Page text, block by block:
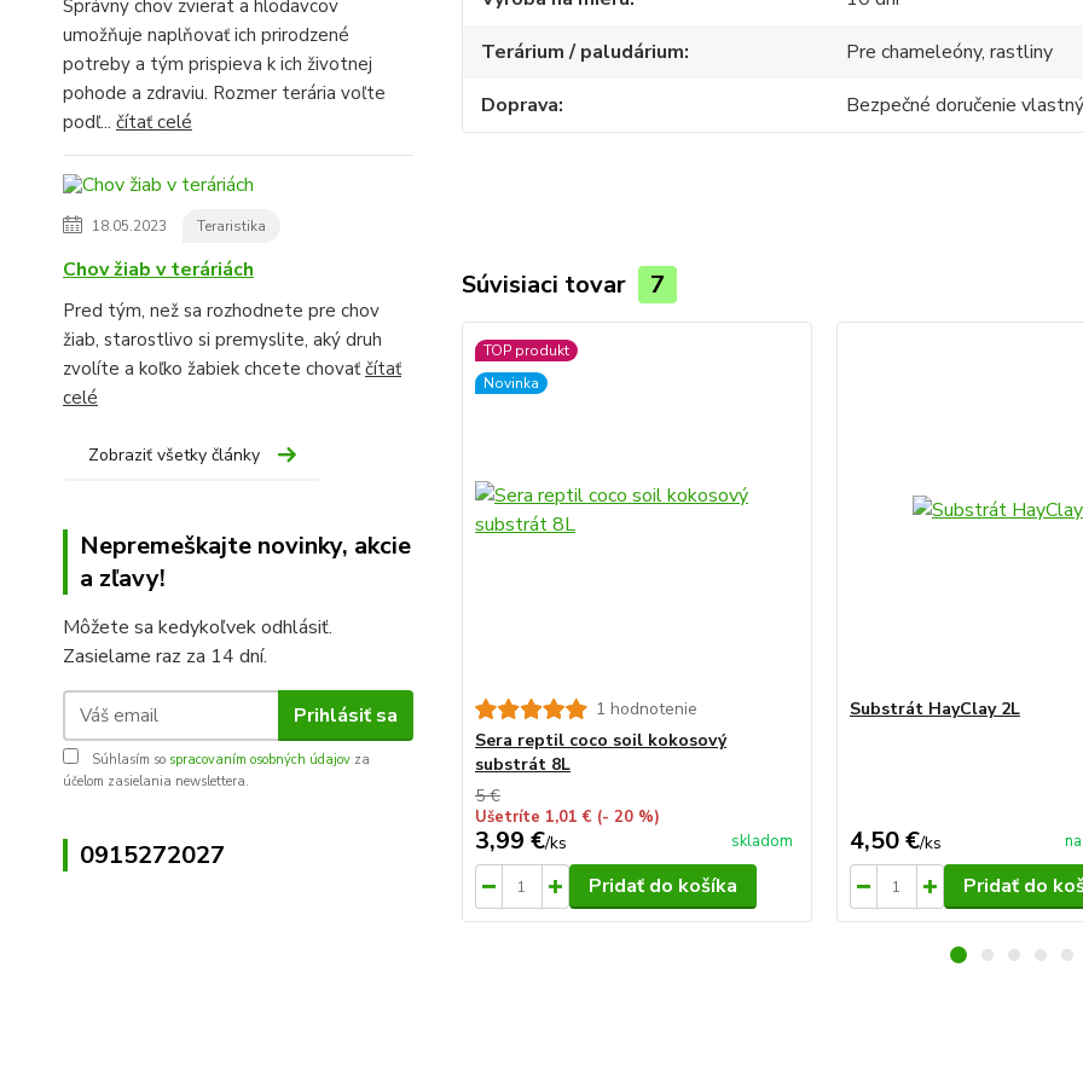
Správny chov zvierat a hlodavcov
umožňuje naplňovať ich prirodzené
potreby a tým prispieva k ich životnej
pohode a zdraviu. Rozmer terária voľte
podľ... čítať celé
18.05.2023 Teraristika
Chov žiab v teráriách
Pred tým, než sa rozhodnete pre chov
žiab, starostlivo si premyslite, aký druh
zvolíte a koľko žabiek chcete chovaťčítať
celé
Zobraziť všetky články
Nepremeškajte novinky, akcie
a zľavy!
Môžete sa kedykoľvek odhlásiť.
Zasielame raz za 14 dní.
Prihlásiť sa
Súhlasím so spracovaním osobných údajov za
účelom zasielania newslettera.
0915272027
Terárium / paludárium
Pre chameleóny, rastliny
Doprava
Bezpečné doručenie
Súvisiaci tovar 7
TOP produkt
Novinka
1 hodnotenie
Sera reptil coco soil kokosový
substrát 8L
5 €
Ušetríte 1,01 € (- 20 %)
3,99 €/ks skladom
Pridať do košíka
Substrát HayClay 2L
4,50 €/ks
Pridať do